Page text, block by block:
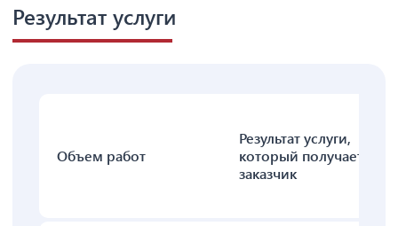
Результат услуги
Объем работ
Результат услуги,
который получает
заказчик